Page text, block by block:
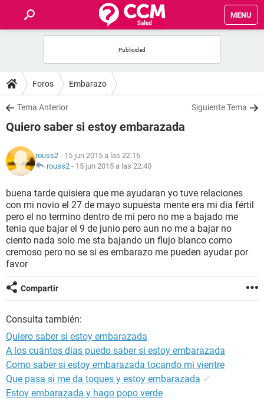
MENU
FOROS
SALUD
FAMILIA
NUTRICIÓN
BIENESTAR
SEXUALIDAD
GLOSARIO
Foros Embarazo
Tema Anterior Siguiente Tema
Quiero saber si estoy embarazada
rouss2 - 15 jun 2015 a las 22:16
rouss2 - 15 jun 2015 a las 22:40
buena tarde quisiera que me ayudaran yo tuve relaciones
con mi novio el 27 de mayo supuesta mente era mi dia fértil
pero el no termino dentro de mi pero no me a bajado me
tenia que bajar el 9 de junio pero aun no me a bajar no
ciento nada solo me sta bajando un flujo blanco como
cremoso pero no se si es embarazo me pueden ayudar por
favor
Compartir
Consulta también:
Quiero saber si estoy embarazada
A los cuántos dias puedo saber si estoy embarazada
Como saber si estoy embarazada tocando mi vientre
Que pasa si me da toques y estoy embarazada ✓
Estoy embarazada y hago popo verde